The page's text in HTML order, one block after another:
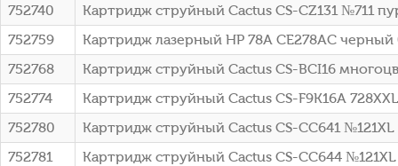
752740
Картридж струйный Cactus CS-CZ131 №711
752759
Картридж лазерный HP 78A CE278AC черный
752768
Картридж струйный Cactus CS-BCI16
752774
Картридж струйный Cactus CS-F9K16A
752780
Картридж струйный Cactus CS-CC641
752781
Картридж струйный Cactus CS-CC644